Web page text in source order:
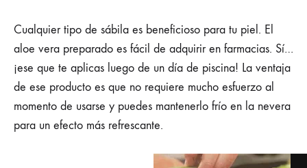
Cualquier tipo de sábila es beneficioso para tu piel. El
aloe vera preparado es fácil de adquirir en farmacias. Sí…
¡ese que te aplicas luego de un día de piscina! La ventaja
de ese producto es que no requiere mucho esfuerzo al
momento de usarse y puedes mantenerlo frío en la nevera
para un efecto más refrescante.